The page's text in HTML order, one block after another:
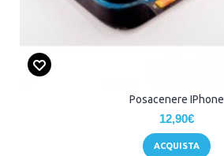
Posacenere IPhone
12,90€
ACQUISTA